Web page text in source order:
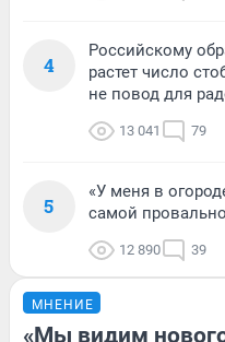
4
Российскому
растет число
не повод для
13 041 79
5
«У меня в
самой
12 890 39
МНЕНИЕ
«Мы видим